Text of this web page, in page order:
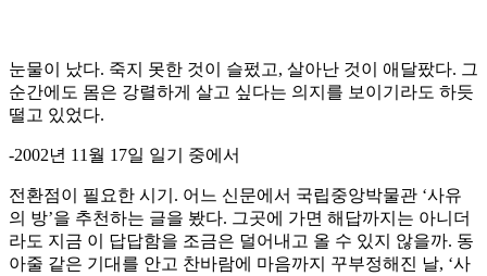
눈물이 났다. 죽지 못한 것이 슬펐고, 살아난 것이 애달팠다. 그
순간에도 몸은 강렬하게 살고 싶다는 의지를 보이기라도 하듯
떨고 있었다.
-2002년 11월 17일 일기 중에서
전환점이 필요한 시기. 어느 신문에서 국립중앙박물관 ‘사유
의 방’을 추천하는 글을 봤다. 그곳에 가면 해답까지는 아니더
라도 지금 이 답답함을 조금은 덜어내고 올 수 있지 않을까. 동
아줄 같은 기대를 안고 찬바람에 마음까지 꾸부정해진 날, ‘사